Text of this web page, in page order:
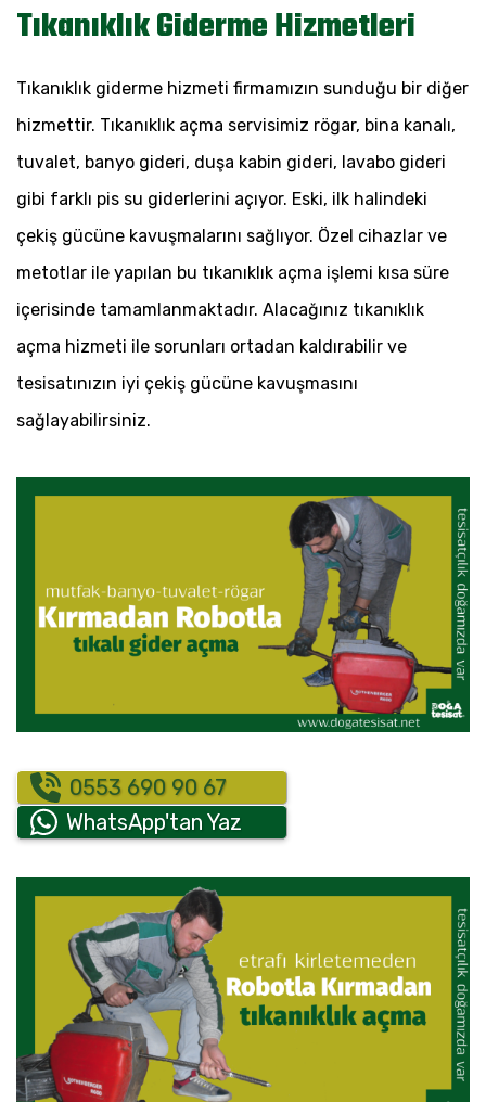
Tıkanıklık Giderme Hizmetleri
Tıkanıklık giderme hizmeti firmamızın sunduğu bir diğer
hizmettir. Tıkanıklık açma servisimiz rögar, bina kanalı,
tuvalet, banyo gideri, duşa kabin gideri, lavabo gideri
gibi farklı pis su giderlerini açıyor. Eski, ilk halindeki
çekiş gücüne kavuşmalarını sağlıyor. Özel cihazlar ve
metotlar ile yapılan bu tıkanıklık açma işlemi kısa süre
içerisinde tamamlanmaktadır. Alacağınız tıkanıklık
açma hizmeti ile sorunları ortadan kaldırabilir ve
tesisatınızın iyi çekiş gücüne kavuşmasını
sağlayabilirsiniz.
0553 690 90 67
WhatsApp'tan Yaz